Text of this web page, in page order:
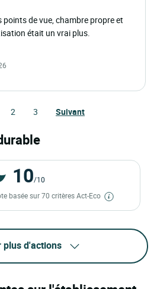
points de vue, chambre propre et
était un vrai plus.
2 3 Suivant
10/10
basée sur 70 critères Act-Eco
d'actions